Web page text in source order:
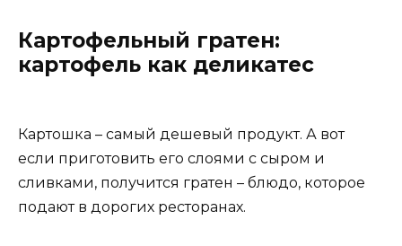
Картофельный гратен:
картофель как деликатес
Картошка – самый дешевый продукт. А вот
если приготовить его слоями с сыром и
сливками, получится гратен – блюдо, которое
подают в дорогих ресторанах.